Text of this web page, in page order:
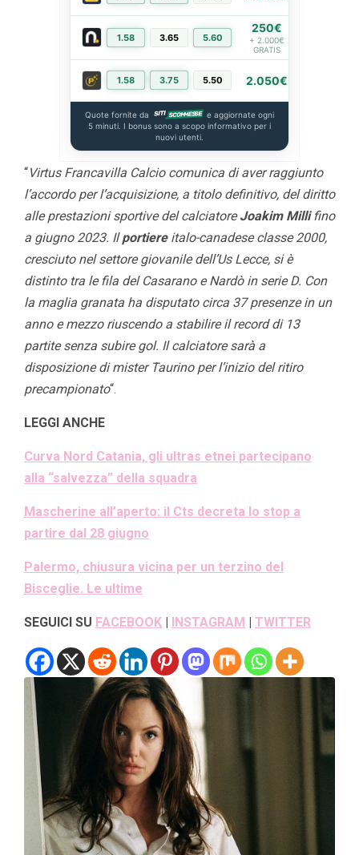
1.58 3.65 5.60
250€
+ 2.000€
GRATIS
1.58 3.75 5.50 2.050€
Quote fornite da
e aggiornate ogni
5 minuti. I bonus sono a scopo informativo per i
nuovi utenti.
“Virtus Francavilla Calcio comunica di aver raggiunto
l’accordo per l’acquisizione, a titolo definitivo, del diritto
alle prestazioni sportive del calciatoreJoakim Millifino
a giugno 2023. Ilportiereitalo-canadese classe 2000,
cresciuto nel settore giovanile dell’Us Lecce, si è
distinto tra le fila del Casarano e Nardò in serie D. Con
la maglia granata ha disputato circa 37 presenze in un
anno e mezzo riuscendo a stabilire il record di 13
partite senza subire gol. Il calciatore sarà a
disposizione di mister Taurino per l’inizio del ritiro
precampionato“.
LEGGI ANCHE
Curva Nord Catania, gli ultras etnei partecipano
alla “salvezza” della squadra
Mascherine all’aperto: il Cts decreta lo stop a
partire dal 28 giugno
Palermo, chiusura vicina per un terzino del
Bisceglie. Le ultime
SEGUICI SU FACEBOOK | INSTAGRAM | TWITTER